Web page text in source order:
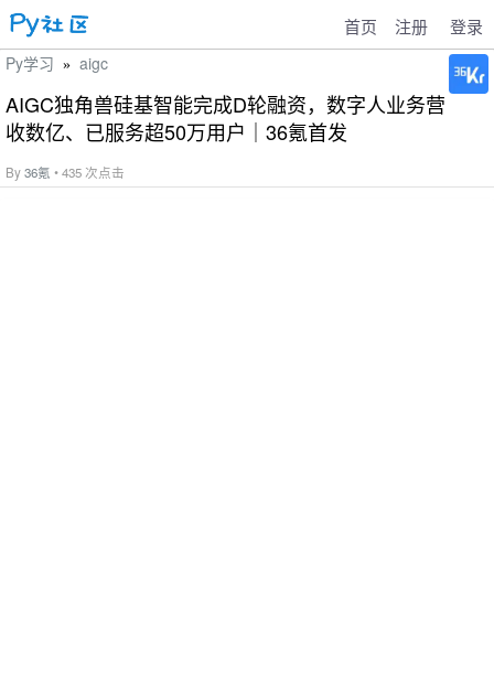
首页 注册 登录
Py学习 » aigc
AIGC独角兽硅基智能完成D轮融资，数字人业务营
收数亿、已服务超50万用户｜36氪首发
By36氪 • 435 次点击